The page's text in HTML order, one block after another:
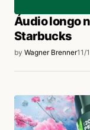
Áudio longo
Starbucks
by Wagner Brenner11/